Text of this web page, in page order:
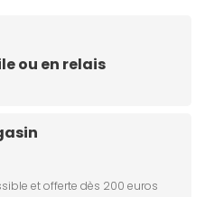
ou en relais
et offerte dès 200 euros